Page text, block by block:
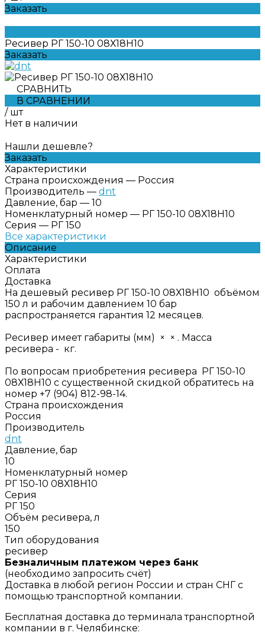
Заказать
Ресивер РГ 150-10 08Х18Н10
Заказать
СРАВНИТЬ
В СРАВНЕНИИ
/ шт
Нет в наличии
Нашли дешевле?
Заказать
Характеристики
Страна происхождения — Россия
Производитель — dnt
Давление, бар — 10
Номенклатурный номер — РГ 150-10 08Х18Н10
Серия — РГ 150
Все характеристики
Описание
Характеристики
Оплата
Доставка
На дешевый ресивер РГ 150-10 08Х18Н10 объёмом
150 л и рабочим давлением 10 бар
распространяется гарантия 12 месяцев.
Ресивер имеет габариты (мм) × × . Масса
ресивера - кг.
По вопросам приобретения ресивера РГ 150-10
08Х18Н10 с существенной скидкой обратитесь на
номер +7 (904) 812-98-14.
Страна происхождения
Россия
Производитель
dnt
Давление, бар
10
Номенклатурный номер
РГ 150-10 08Х18Н10
Серия
РГ 150
Объём ресивера, л
150
Тип оборудования
ресивер
Безналичным платежом через банк
(необходимо запросить счёт)
Доставка в любой регион России и стран СНГ с
помощью транспортной компании.
Бесплатная доставка до терминала транспортной
компании в г. Челябинске: